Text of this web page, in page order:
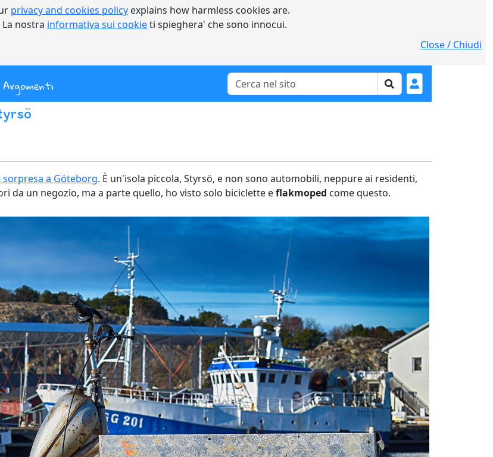
privacy and cookies policy explains how harmless cookies are.
nostra informativa sui cookieti spieghera' che sono innocui.
Close / Chiudi
Argomenti
sorpresa a Göteborg. È un'isola piccola, Styrsö, e non sono automobili, neppure ai residenti,
da un negozio, ma a parte quello, ho visto solo biciclette eflakmoped come questo.